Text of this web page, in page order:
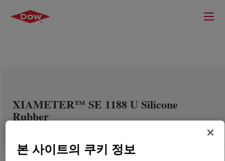
XIAMETER™ SE 1188 U Silicone
Rubber
본 사이트의 쿠키 정보